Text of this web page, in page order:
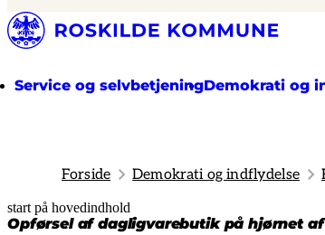
Service og selvbetjeningDemokrati og
Forside Demokrati og indflydelse
start på hovedindhold
Opførsel af dagligvarebutik på hjørnet af
senest opdateret 14. februar 2025